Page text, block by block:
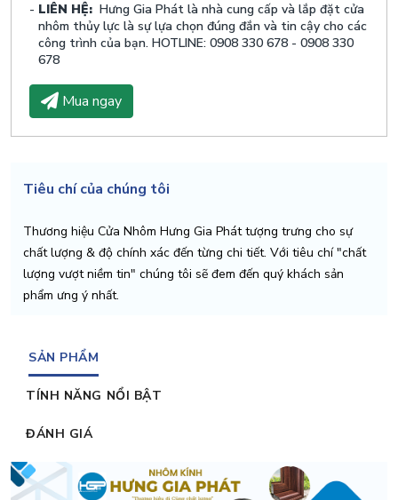
LIÊN HỆ: Hưng Gia Phát là nhà cung cấp và lắp đặt cửa
nhôm thủy lực là sự lựa chọn đúng đắn và tin cậy cho các
công trình của bạn. HOTLINE: 0908 330 678 - 0908 330
678
Mua ngay
Tiêu chí của chúng tôi
Thương hiệu Cửa Nhôm Hưng Gia Phát tượng trưng cho sự
chất lượng & độ chính xác đến từng chi tiết. Với tiêu chí "chất
lượng vượt niềm tin" chúng tôi sẽ đem đến quý khách sản
phẩm ưng ý nhất.
SẢN PHẨM
TÍNH NĂNG NỔI BẬT
ĐÁNH GIÁ